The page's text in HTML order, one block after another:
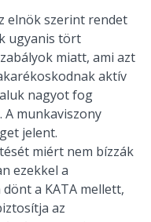
elnök szerint rendet
ugyanis tört
miatt, ami azt
aktív
nagyot fog
munkaviszony
jelent.
miért nem bízzák
ezekkel a
a KATA mellett,
az